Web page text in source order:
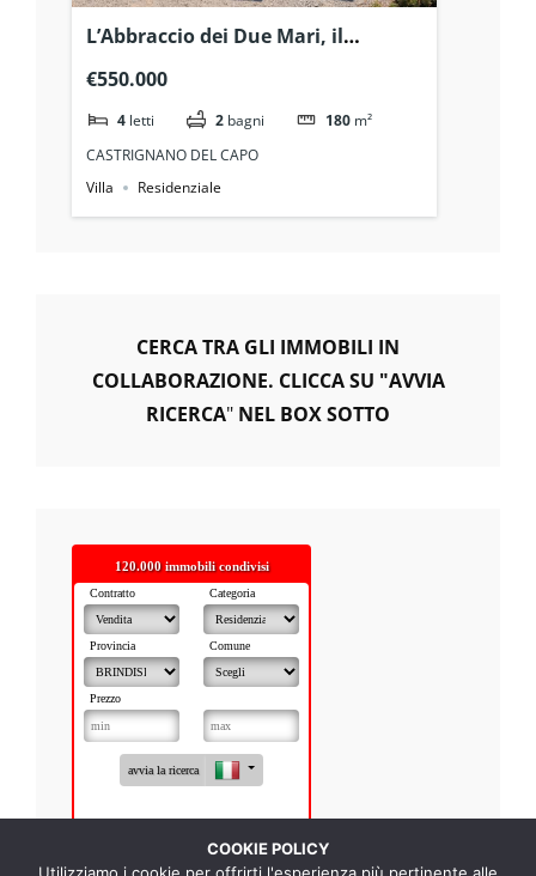
L’Abbraccio dei Due Mari, il
oasi di Classe A in Salento
€550.000
4 letti 2 bagni 180 m²
CASTRIGNANO DEL CAPO
Villa
Residenziale
CERCA TRA GLI IMMOBILI IN
COLLABORAZIONE. CLICCA SU "AVVIA
RICERCA" NEL BOX SOTTO
COOKIE POLICY